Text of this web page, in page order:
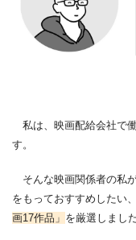
私は、映画配給会社で
す。
そんな映画関係者の私
をもっておすすめしたい、
画17作品」 を厳選しまし